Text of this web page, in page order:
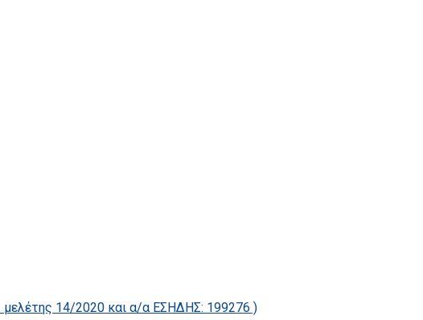
14/2020 και α/α ΕΣΗΔΗΣ: 199276 )